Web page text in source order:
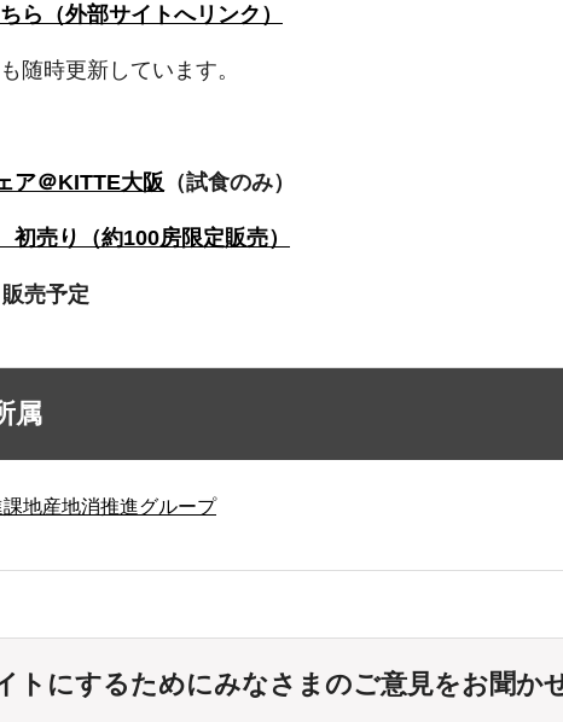
ら（外部サイトへリンク）
随時更新しています。
ア＠KITTE大阪 （試食のみ）
売り（約100房限定販売）
売予定
属
地産地消推進グループ
トにするためにみなさまのご意見をお聞か